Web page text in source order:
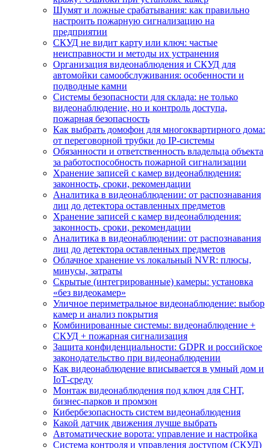
Шумят и ложные срабатывания: как правильно
настроить пожарную сигнализацию на
предприятии
СКУД не видит карту или ключ: частые
неисправности и методы их устранения
Организация видеонаблюдения и СКУД для
автомойки самообслуживания: особенности и
подводные камни
Системы безопасности для склада: не только
видеонаблюдение, но и контроль доступа,
пожарная безопасность
Как выбрать домофон для многоквартирного дома:
от переговорной трубки до IP-системы
Обязанности и ответственность владельца объекта
за работоспособность пожарной сигнализации
Хранение записей с камер видеонаблюдения:
законность, сроки, рекомендации
Аналитика в видеонаблюдении: от распознавания
лиц до детектора оставленных предметов
Хранение записей с камер видеонаблюдения:
законность, сроки, рекомендации
Аналитика в видеонаблюдении: от распознавания
лиц до детектора оставленных предметов
Облачное хранение vs локальный NVR: плюсы,
минусы, затраты
Скрытые (интегрированные) камеры: установка
«без видеокамер»
Уличное периметральное видеонаблюдение: выбор
камер и анализ покрытия
Комбинированные системы: видеонаблюдение +
СКУД + пожарная сигнализация
Защита конфиденциальности: GDPR и российское
законодательство при видеонаблюдении
Как видеонаблюдение вписывается в умный дом и
IoT‑среду
Монтаж видеонаблюдения под ключ для СНТ,
бизнес‑парков и промзон
Кибербезопасность систем видеонаблюдения
Какой датчик движения лучше выбрать
Автоматические ворота: управление и настройка
Система контроля и управления доступом (СКУД)